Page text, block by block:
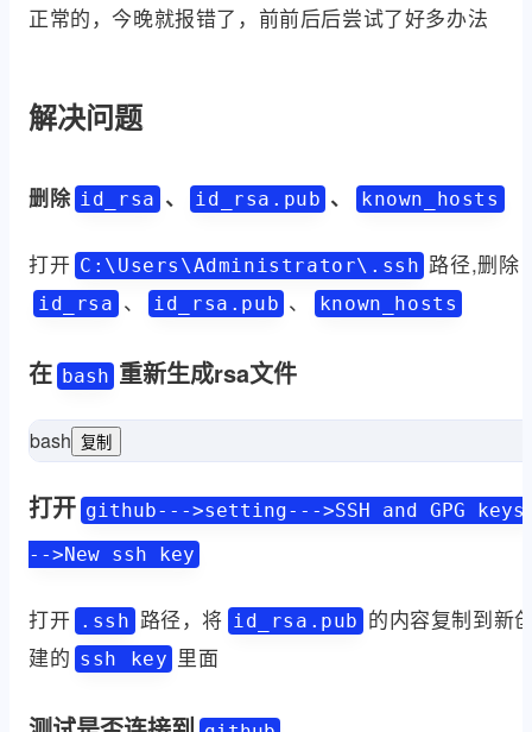
正常的，今晚就报错了，前前后后尝试了好多办法
解决问题
删除 id_rsa 、 id_rsa.pub 、 known_hosts
打开 C:\Users\Administrator\.ssh 路径,删除
id_rsa 、 id_rsa.pub 、 known_hosts
在 bash 重新生成rsa文件
bash 复制
打开 github--->setting--->SSH and GPG
-->New ssh key
打开 .ssh 路径，将 id_rsa.pub 的内容复制到新
建的 ssh key 里面